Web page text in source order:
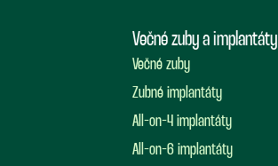
Večné zuby a implantáty
Večné zuby
Zubné implantáty
All-on-4 implantáty
All-on-6 implantáty